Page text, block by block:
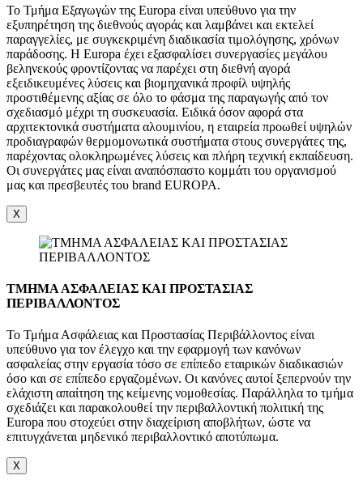
Το Τμήμα Εξαγωγών της Europa είναι υπεύθυνο για την
εξυπηρέτηση της διεθνούς αγοράς και λαμβάνει και εκτελεί
παραγγελίες, με συγκεκριμένη διαδικασία τιμολόγησης, χρόνων
παράδοσης. Η Europa έχει εξασφαλίσει συνεργασίες μεγάλου
βεληνεκούς φροντίζοντας να παρέχει στη διεθνή αγορά
εξειδικευμένες λύσεις και βιομηχανικά προφίλ υψηλής
προστιθέμενης αξίας σε όλο το φάσμα της παραγωγής από τον
σχεδιασμό μέχρι τη συσκευασία. Ειδικά όσον αφορά στα
αρχιτεκτονικά συστήματα αλουμινίου, η εταιρεία προωθεί υψηλών
προδιαγραφών θερμομονωτικά συστήματα στους συνεργάτες της,
παρέχοντας ολοκληρωμένες λύσεις και πλήρη τεχνική εκπαίδευση.
Οι συνεργάτες μας είναι αναπόσπαστο κομμάτι του οργανισμού
μας και πρεσβευτές του brand EUROPA.
X
ΤΜΗΜΑ ΑΣΦΑΛΕΙΑΣ ΚΑΙ ΠΡΟΣΤΑΣΙΑΣ
ΠΕΡΙΒΑΛΛΟΝΤΟΣ
Το Τμήμα Ασφάλειας και Προστασίας Περιβάλλοντος είναι
υπεύθυνο για τον έλεγχο και την εφαρμογή των κανόνων
ασφαλείας στην εργασία τόσο σε επίπεδο εταιρικών διαδικασιών
όσο και σε επίπεδο εργαζομένων. Οι κανόνες αυτοί ξεπερνούν την
ελάχιστη απαίτηση της κείμενης νομοθεσίας. Παράλληλα το τμήμα
σχεδιάζει και παρακολουθεί την περιβαλλοντική πολιτική της
Europa που στοχεύει στην διαχείριση αποβλήτων, ώστε να
επιτυγχάνεται μηδενικό περιβαλλοντικό αποτύπωμα.
X